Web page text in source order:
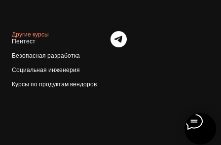
Другие курсы
Пентест
Безопасная разработка
Социальная инженерия
Курсы по продуктам вендоров